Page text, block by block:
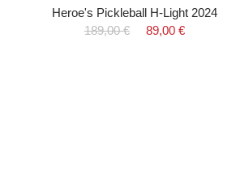
Heroe's Pickleball H-Light 2024
189,00 €
89,00 €